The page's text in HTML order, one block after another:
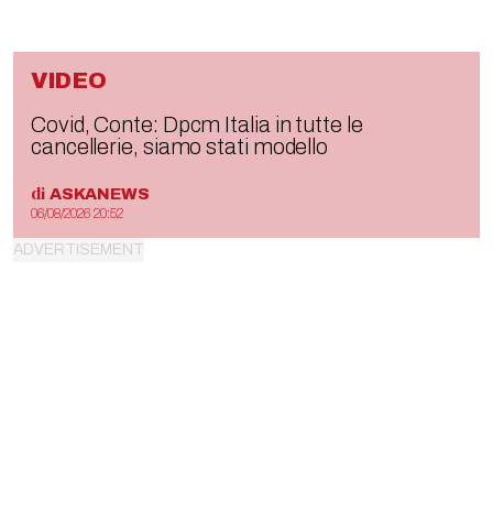
VIDEO
Covid, Conte: Dpcm Italia in tutte le
cancellerie, siamo stati modello
di ASKANEWS
06/08/2026 20:52